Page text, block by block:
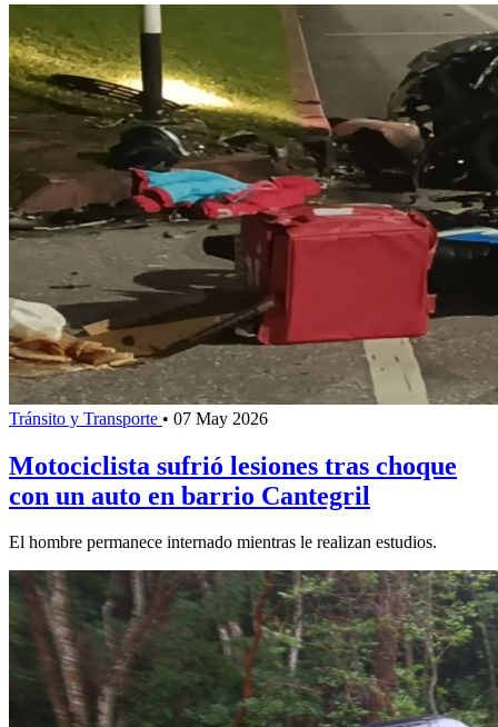
Tránsito y Transporte • 07 May 2026
Motociclista sufrió lesiones tras choque
con un auto en barrio Cantegril
El hombre permanece internado mientras le realizan estudios.